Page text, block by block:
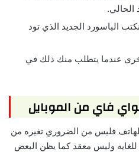
الحالي.
الباسورد الجديد الذي تود
عندما يتطلب منك ذلك في
فاي من الموبايل
فليس من الضروري تغيره من
للغايه وليس معقد كما يظن البعض